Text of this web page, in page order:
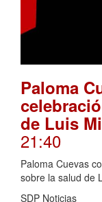
Paloma
de Luis
21:40
Paloma Cuevas
sobre la salud de
SDP Noticias